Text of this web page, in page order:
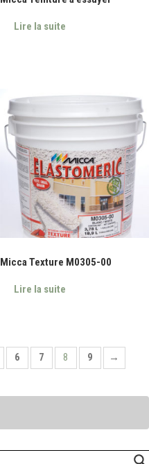
Lire la suite
Micca Texture M0305-00
Lire la suite
6 7 8 9 →